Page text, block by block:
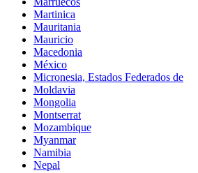
Martinica
Mauritania
Mauricio
Macedonia
México
Micronesia, Estados Federados de
Moldavia
Mongolia
Montserrat
Mozambique
Myanmar
Namibia
Nepal